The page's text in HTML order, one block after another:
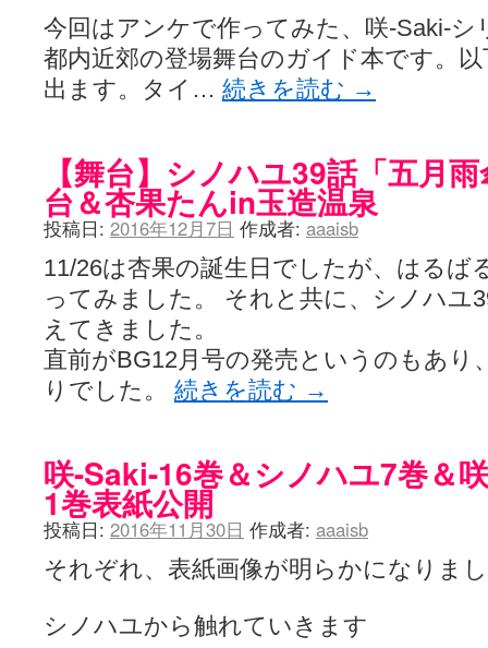
今回はアンケで作ってみた、咲-Saki-シ
都内近郊の登場舞台のガイド本です。
出ます。タイ… 続きを読む →
【舞台】シノハユ39話「五月
台＆杏果たんin玉造温泉
投稿日: 2016年12月7日 作成者: aaaisb
11/26は杏果の誕生日でしたが、はるば
ってみました。 それと共に、シノハユ
えてきました。
直前がBG12月号の発売というのもあり
りでした。 続きを読む →
咲-Saki-16巻＆シノハユ7巻＆
1巻表紙公開
投稿日: 2016年11月30日 作成者: aaaisb
それぞれ、表紙画像が明らかになりま
シノハユから触れていきます